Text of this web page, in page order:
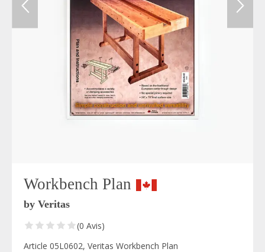
Workbench Plan
by Veritas
(0 Avis)
Article 05L0602, Veritas Workbench Plan